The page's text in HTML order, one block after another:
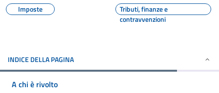
Imposte
Tributi, finanze e
contravvenzioni
INDICE DELLA PAGINA
A chi è rivolto